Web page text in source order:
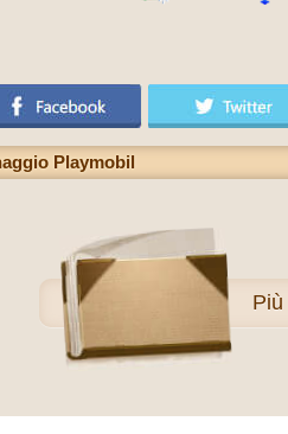
Playmobil
Più